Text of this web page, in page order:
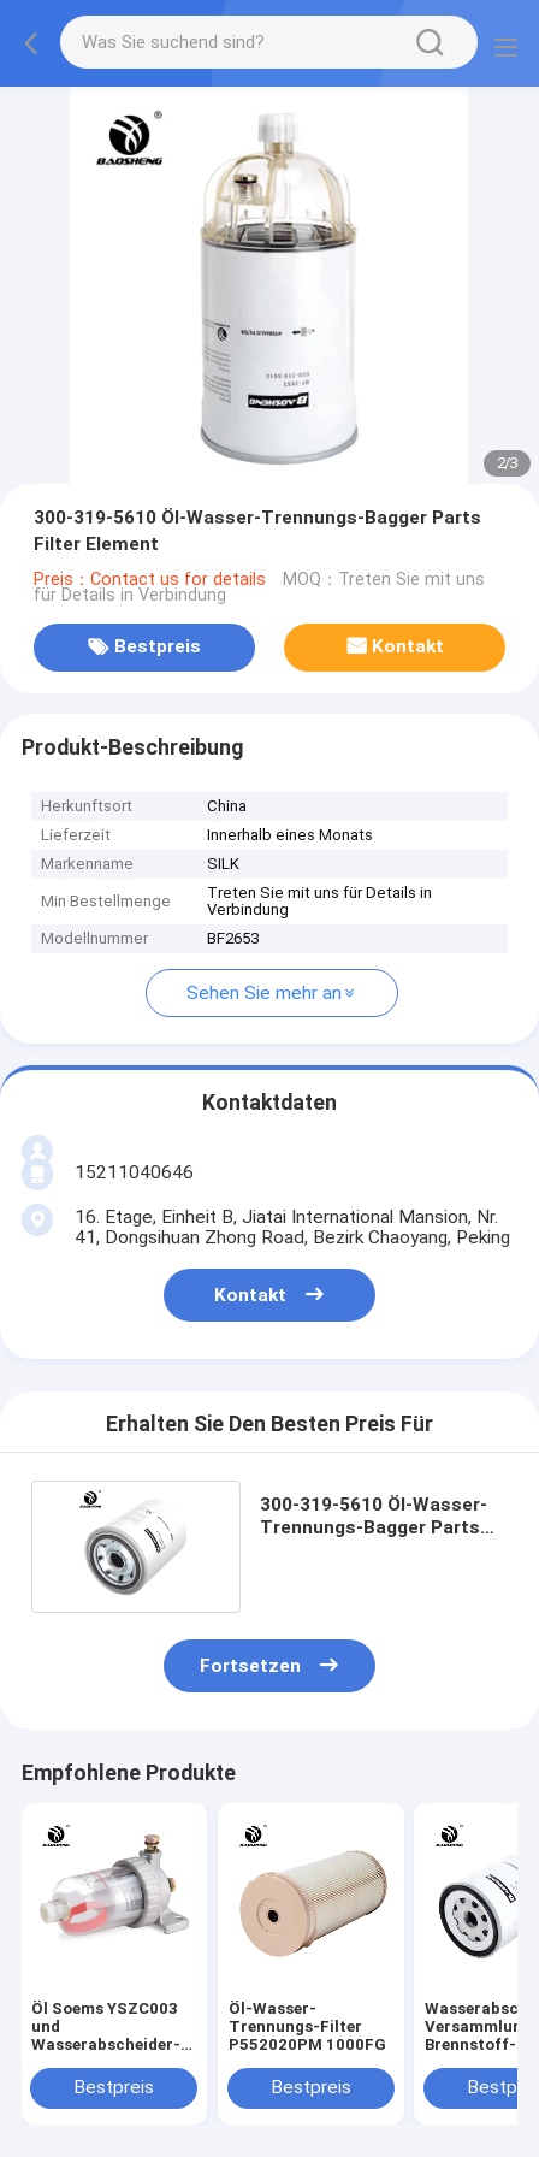
2/3
300-319-5610 Öl-Wasser-Trennungs-Bagger Parts
Filter Element
Preis：Contact us for details MOQ：Treten Sie mit uns
für Details in Verbindung
Bestpreis Kontakt
Produkt-Beschreibung
Herkunftsort
China
Lieferzeit
Innerhalb eines Monats
Markenname
SILK
Min Bestellmenge
Treten Sie mit uns für Details in
Verbindung
Modellnummer
BF2653
Sehen Sie mehr an
Kontaktdaten
15211040646
16. Etage, Einheit B, Jiatai International Mansion, Nr.
41, Dongsihuan Zhong Road, Bezirk Chaoyang, Peking
Kontakt
Erhalten Sie Den Besten Preis Für
300-319-5610 Öl-Wasser-
Trennungs-Bagger Parts
Fortsetzen
Empfohlene Produkte
Öl Soems YSZC003
und
Wasserabscheider-
Bestpreis
Öl-Wasser-
Trennungs-Filter
P552020PM 1000FG
Bestpreis
Versammlung
Brennstoff-